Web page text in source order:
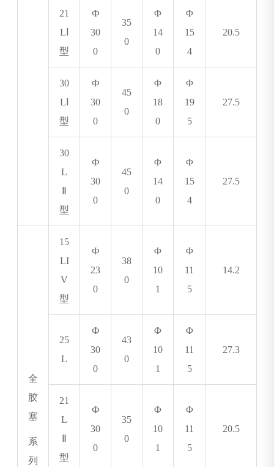
21
L
型
Ф
30
0
35
0
Φ
14
0
Φ
15
4
20.5
30
L
型
Ф
30
0
45
0
Φ
18
0
Φ
19
5
27.5
30
L
型
Ф
30
0
45
0
Φ
14
0
Φ
15
4
27.5
全
胶
塞
系
列
15
LI
V
型
Ф
23
0
38
0
Φ
10
1
Φ
11
5
14.2
25
L
Ф
30
0
43
0
Φ
10
1
Φ
11
5
27.3
21
L
型
Ф
30
0
35
0
Φ
10
1
Φ
11
5
20.5